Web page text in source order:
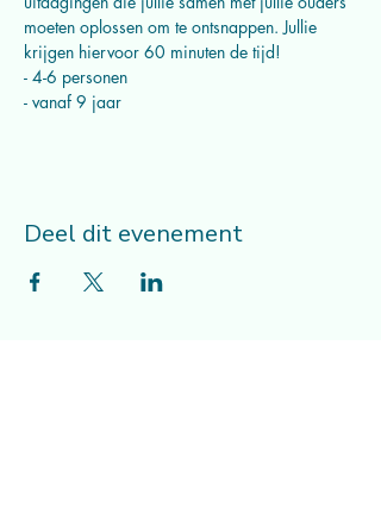
moeten oplossen om te ontsnappen. Jullie
krijgen hiervoor 60 minuten de tijd!
- 4-6 personen
- vanaf 9 jaar
Deel dit evenement